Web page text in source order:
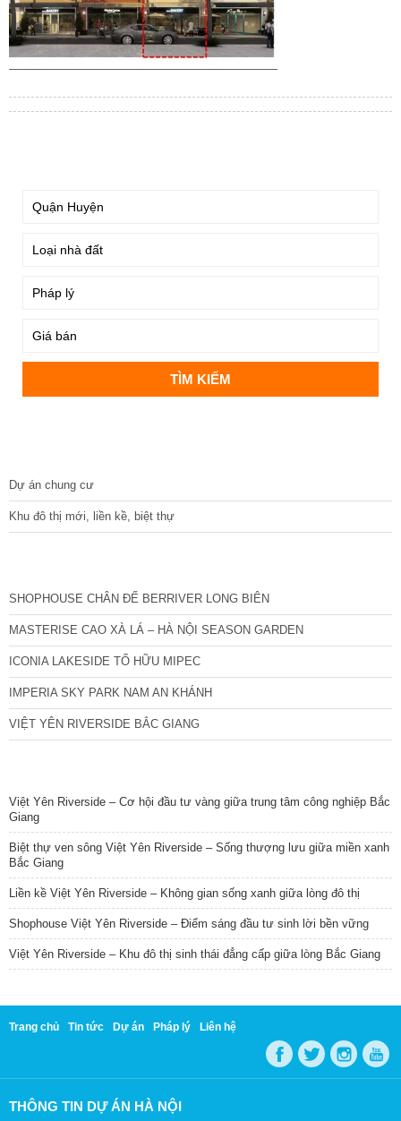
Dự án chung cư
Khu đô thị mới, liền kề, biệt thự
SHOPHOUSE CHÂN ĐẾ BERRIVER LONG BIÊN
MASTERISE CAO XÀ LÁ – HÀ NỘI SEASON GARDEN
ICONIA LAKESIDE TỐ HỮU MIPEC
IMPERIA SKY PARK NAM AN KHÁNH
VIỆT YÊN RIVERSIDE BẮC GIANG
Việt Yên Riverside – Cơ hội đầu tư vàng giữa trung tâm công nghiệp Bắc
Giang
Biệt thự ven sông Việt Yên Riverside – Sống thượng lưu giữa miền xanh
Bắc Giang
Liền kề Việt Yên Riverside – Không gian sống xanh giữa lòng đô thị
Shophouse Việt Yên Riverside – Điểm sáng đầu tư sinh lời bền vững
Việt Yên Riverside – Khu đô thị sinh thái đẳng cấp giữa lòng Bắc Giang
Trang chủ Tin tức Dự án Pháp lý Liên hệ
THÔNG TIN DỰ ÁN HÀ NỘI